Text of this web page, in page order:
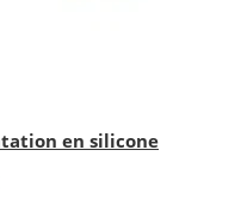
en silicone